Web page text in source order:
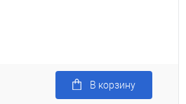
В корзину